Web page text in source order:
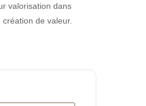
valorisation dans
de valeur.